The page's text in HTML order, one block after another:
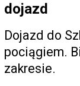
dojazd
Dojazd do
pociągiem.
zakresie.